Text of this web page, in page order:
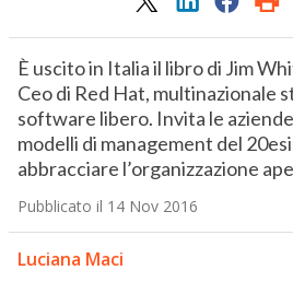
È uscito in Italia il libro di Jim
Ceo di Red Hat, multinazionale
software libero. Invita le
modelli di management del
abbracciare l’organizzazione
Pubblicato il 14 Nov 2016
Luciana Maci